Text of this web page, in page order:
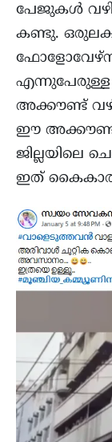
പേജുകൾ വഴി
കണ്ടു.
അക്കൗണ്ട്
ഈ
ജില്ലയിലെ
ഇത്